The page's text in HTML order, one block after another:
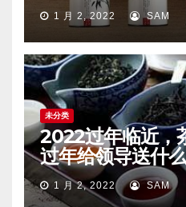
1 月 2, 2022 SAM
未分类
2022过年临近，
过年给领导送什
1 月 2, 2022 SAM